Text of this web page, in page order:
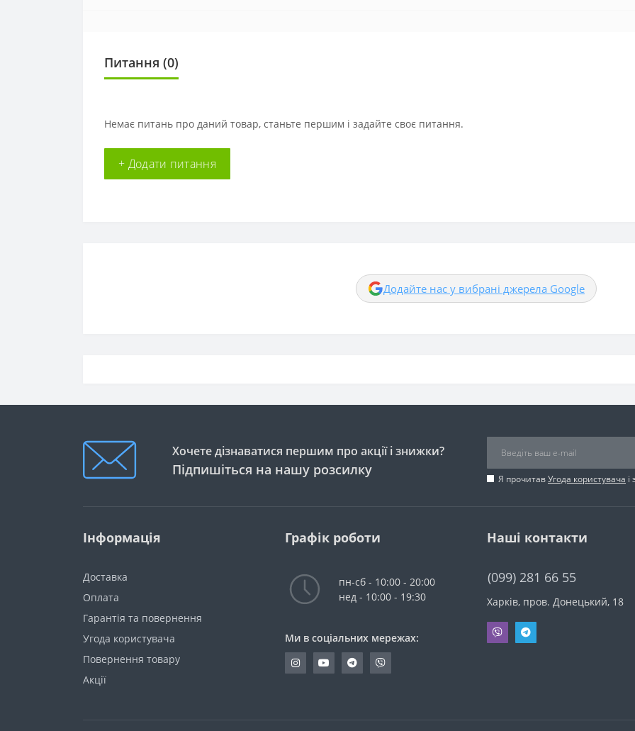
Питання (0)
Немає питань про даний товар, станьте першим і задайте своє питання.
+ Додати питання
Додайте нас у вибрані джерела Google
Хочете дізнаватися першим про акції і знижки?
Підпишіться на нашу розсилку
Я прочитавУгода користувача
Інформація
Доставка
Оплата
Гарантія та повернення
Угода користувача
Повернення товару
Акції
Графік роботи
пн-сб - 10:00 - 20:00
нед - 10:00 - 19:30
Ми в соціальних мережах:
Наші контакти
(099) 281 66 55
Харків, пров. Донецький, 18